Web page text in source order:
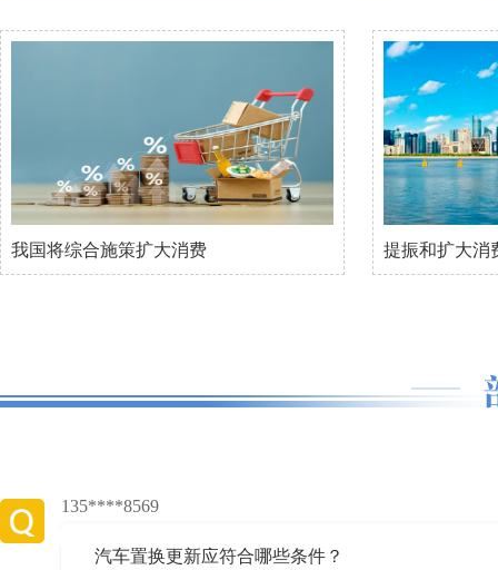
我国将综合施策扩大消费 提振和扩大消
135****8569
汽车置换更新应符合哪些条件？